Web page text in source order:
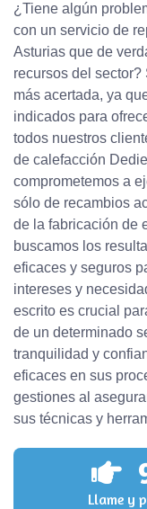
¿Tiene algún
con un servicio de
Asturias que de
recursos del
más acertada, ya
indicados para
todos nuestros
de calefacción
comprometemos a
sólo de recambios
de la fabricación de
buscamos los
eficaces y seguros
intereses y
escrito es crucial
de un determinado
tranquilidad y
eficaces en sus
gestiones al
sus técnicas y
Llame y